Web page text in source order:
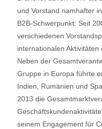
und Vorstand namhafter
B2B-Schwerpunkt: Seit
verschiedenen
internationalen Aktivitäten
Neben der
Gruppe in Europa führte
Indien, Rumänien und
2013 die
seinem Engagement für